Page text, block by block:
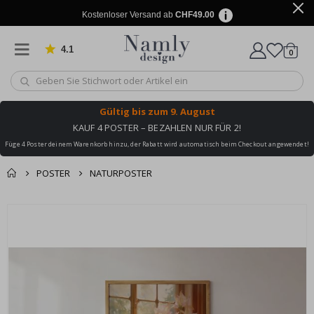
Kostenloser Versand ab CHF49.00
4.1 von 1029 Bewertungen
Wagen
0
Gültig bis zum 9. August
KAUF 4 POSTER – BEZAHLEN NUR FÜR 2!
Füge 4 Poster deinem Warenkorb hinzu, der Rabatt wird automatisch beim Checkout angewendet!
POSTER NATURPOSTER